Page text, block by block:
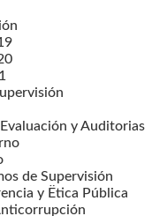
y Auditorias
de Supervisión
y Ëtica Pública